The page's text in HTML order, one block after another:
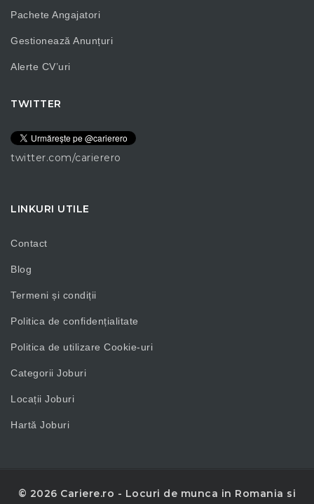
Pachete Angajatori
Gestionează Anunțuri
Alerte CV’uri
TWITTER
twitter.com/carierero
LINKURI UTILE
Contact
Blog
Termeni și condiții
Politica de confidențialitate
Politica de utilizare Cookie-uri
Categorii Joburi
Locații Joburi
Hartă Joburi
© 2026 Cariere.ro - Locuri de munca in Romania si